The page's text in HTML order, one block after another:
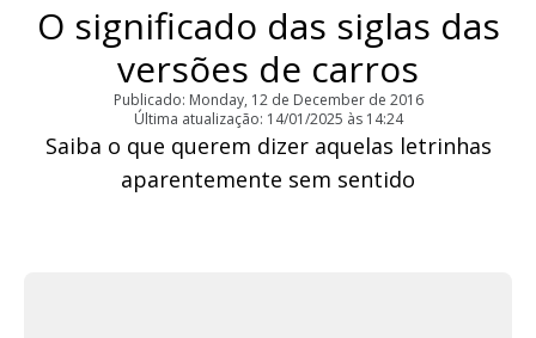
O significado das siglas das
versões de carros
Publicado: Monday, 12 de December de 2016
Última atualização: 14/01/2025 às 14:24
Saiba o que querem dizer aquelas letrinhas
aparentemente sem sentido